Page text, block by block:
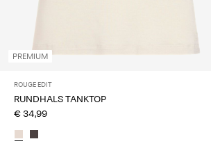
PREMIUM
ROUGE EDIT
RUNDHALS TANKTOP
€ 34,99